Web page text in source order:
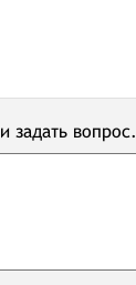
задать вопрос.